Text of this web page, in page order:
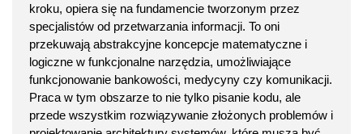
kroku, opiera się na fundamencie tworzonym przez
specjalistów od przetwarzania informacji. To oni
przekuwają abstrakcyjne koncepcje matematyczne i
logiczne w funkcjonalne narzędzia, umożliwiające
funkcjonowanie bankowości, medycyny czy komunikacji.
Praca w tym obszarze to nie tylko pisanie kodu, ale
przede wszystkim rozwiązywanie złożonych problemów i